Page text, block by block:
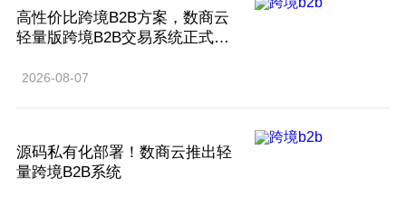
高性价比跨境B2B方案，数商云
轻量版跨境B2B交易系统正式面
2026-08-07
源码私有化部署！数商云推出轻
量跨境B2B系统